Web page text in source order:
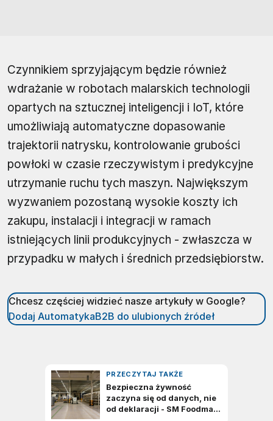
Czynnikiem sprzyjającym będzie również
wdrażanie w robotach malarskich technologii
opartych na sztucznej inteligencji i IoT, które
umożliwiają automatyczne dopasowanie
trajektorii natrysku, kontrolowanie grubości
powłoki w czasie rzeczywistym i predykcyjne
utrzymanie ruchu tych maszyn. Największym
wyzwaniem pozostaną wysokie koszty ich
zakupu, instalacji i integracji w ramach
istniejących linii produkcyjnych - zwłaszcza w
przypadku w małych i średnich przedsiębiorstw.
Chcesz częściej widzieć nasze artykuły w Google?
Dodaj AutomatykaB2B do ulubionych źródeł